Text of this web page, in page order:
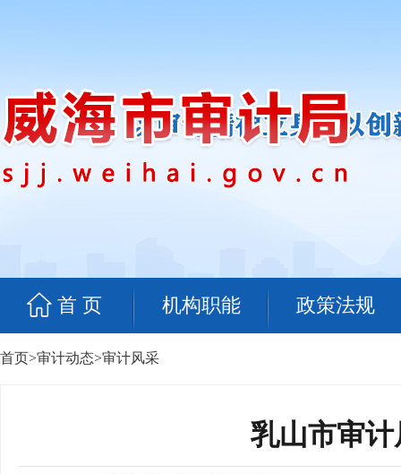
首 页 机构职能 政策法规
首页>审计动态>审计风采
乳山市审